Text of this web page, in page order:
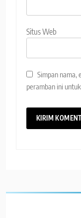
Situs Web
Simpan nama,
peramban ini